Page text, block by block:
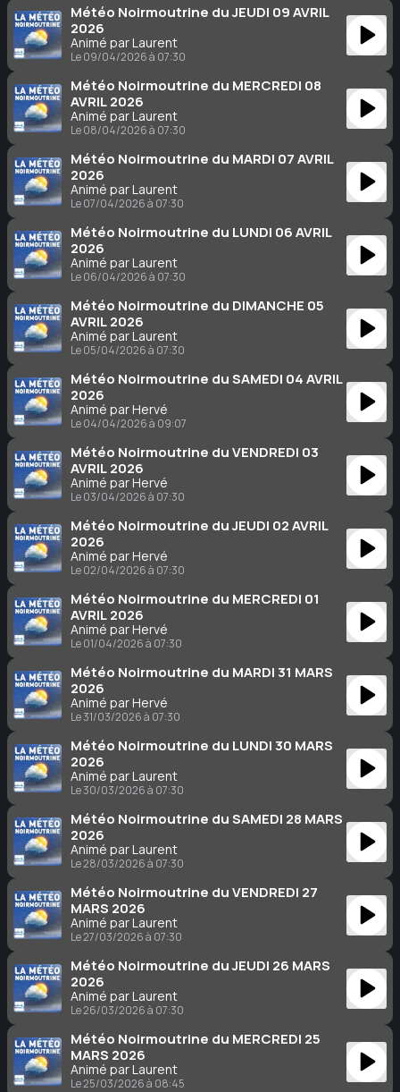
Météo Noirmoutrine du JEUDI 09 AVRIL
2026
Animé par Laurent
Le 09/04/2026 à 07:30
Météo Noirmoutrine du MERCREDI 08
AVRIL 2026
Animé par Laurent
Le 08/04/2026 à 07:30
Météo Noirmoutrine du MARDI 07 AVRIL
2026
Animé par Laurent
Le 07/04/2026 à 07:30
Météo Noirmoutrine du LUNDI 06 AVRIL
2026
Animé par Laurent
Le 06/04/2026 à 07:30
Météo Noirmoutrine du DIMANCHE 05
AVRIL 2026
Animé par Laurent
Le 05/04/2026 à 07:30
Météo Noirmoutrine du SAMEDI 04 AVRIL
2026
Animé par Hervé
Le 04/04/2026 à 09:07
Météo Noirmoutrine du VENDREDI 03
AVRIL 2026
Animé par Hervé
Le 03/04/2026 à 07:30
Météo Noirmoutrine du JEUDI 02 AVRIL
2026
Animé par Hervé
Le 02/04/2026 à 07:30
Météo Noirmoutrine du MERCREDI 01
AVRIL 2026
Animé par Hervé
Le 01/04/2026 à 07:30
Météo Noirmoutrine du MARDI 31 MARS
2026
Animé par Hervé
Le 31/03/2026 à 07:30
Météo Noirmoutrine du LUNDI 30 MARS
2026
Animé par Laurent
Le 30/03/2026 à 07:30
Météo Noirmoutrine du SAMEDI 28 MARS
2026
Animé par Laurent
Le 28/03/2026 à 07:30
Météo Noirmoutrine du VENDREDI 27
MARS 2026
Animé par Laurent
Le 27/03/2026 à 07:30
Météo Noirmoutrine du JEUDI 26 MARS
2026
Animé par Laurent
Le 26/03/2026 à 07:30
Météo Noirmoutrine du MERCREDI 25
MARS 2026
Animé par Laurent
Le 25/03/2026 à 08:45